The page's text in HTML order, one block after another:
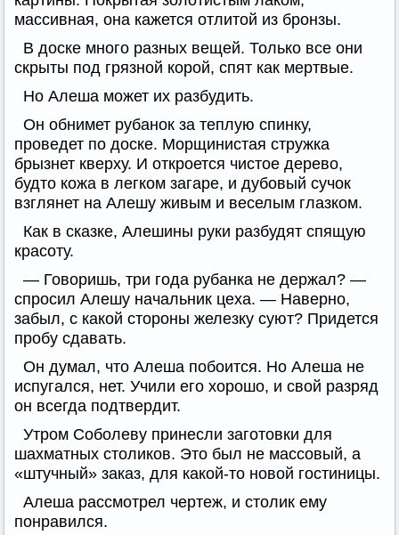
массивная, она кажется отлитой из бронзы.
В доске много разных вещей. Только все они
скрыты под грязной корой, спят как мертвые.
Но Алеша может их разбудить.
Он обнимет рубанок за теплую спинку,
проведет по доске. Морщинистая стружка
брызнет кверху. И откроется чистое дерево,
будто кожа в легком загаре, и дубовый сучок
взглянет на Алешу живым и веселым глазком.
Как в сказке, Алешины руки разбудят спящую
красоту.
— Говоришь, три года рубанка не держал? —
спросил Алешу начальник цеха. — Наверно,
забыл, с какой стороны железку суют? Придется
пробу сдавать.
Он думал, что Алеша побоится. Но Алеша не
испугался, нет. Учили его хорошо, и свой разряд
он всегда подтвердит.
Утром Соболеву принесли заготовки для
шахматных столиков. Это был не массовый, а
«штучный» заказ, для какой-то новой гостиницы.
Алеша рассмотрел чертеж, и столик ему
понравился.